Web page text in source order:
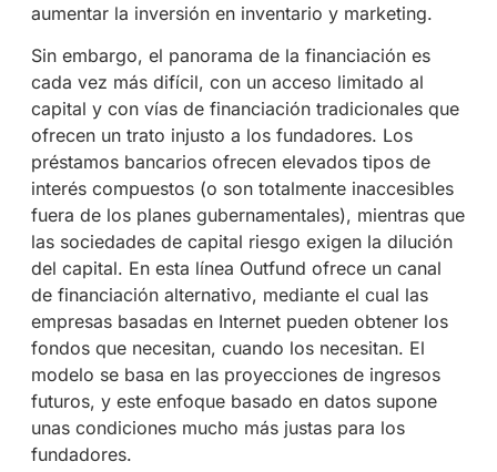
aumentar la inversión en inventario y marketing.
Sin embargo, el panorama de la financiación es
cada vez más difícil, con un acceso limitado al
capital y con vías de financiación tradicionales que
ofrecen un trato injusto a los fundadores. Los
préstamos bancarios ofrecen elevados tipos de
interés compuestos (o son totalmente inaccesibles
fuera de los planes gubernamentales), mientras que
las sociedades de capital riesgo exigen la dilución
del capital. En esta línea Outfund ofrece un canal
de financiación alternativo, mediante el cual las
empresas basadas en Internet pueden obtener los
fondos que necesitan, cuando los necesitan. El
modelo se basa en las proyecciones de ingresos
futuros, y este enfoque basado en datos supone
unas condiciones mucho más justas para los
fundadores.